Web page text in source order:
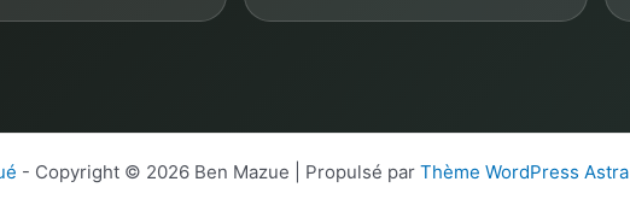
- Copyright © 2026 Ben Mazue | Propulsé par Thème WordPress Astra